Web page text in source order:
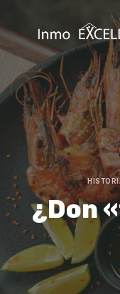
al
contenido
¿Don